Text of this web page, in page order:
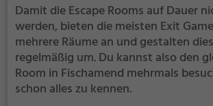
Damit die Escape Rooms auf Dauer
werden, bieten die meisten Exit
mehrere Räume an und gestalten
regelmäßig um. Du kannst also den
Room in Fischamend mehrmals
schon alles zu kennen.